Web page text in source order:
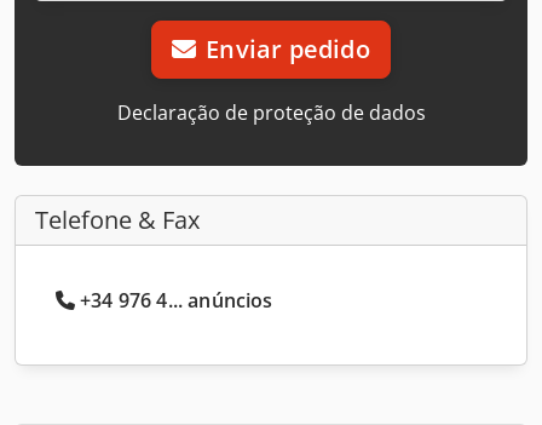
Enviar pedido
Declaração de proteção de dados
Telefone & Fax
+34 976 4... anúncios